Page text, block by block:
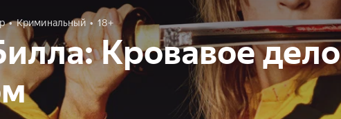
Криминальный 18+
Кровавое дело